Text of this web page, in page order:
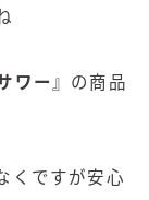
ワー 』の商品
くですが安心